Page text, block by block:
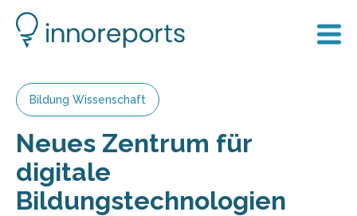
Bildung Wissenschaft
Neues Zentrum für
digitale
Bildungstechnologien